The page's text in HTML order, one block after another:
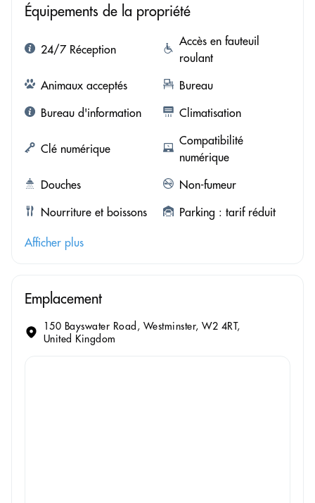
Équipements de la propriété
24/7 Réception
Accès en fauteuil
roulant
Animaux acceptés
Bureau
Bureau d'information
Climatisation
Clé numérique
Compatibilité
numérique
Douches
Non-fumeur
Nourriture et boissons
Parking : tarif réduit
Afficher plus
Emplacement
150 Bayswater Road, Westminster, W2 4RT,
United Kingdom